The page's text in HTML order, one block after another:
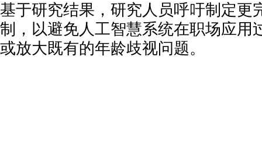
基于研究结果，研究人员呼吁制定更
制，以避免人工智慧系统在职场应用
或放大既有的年龄歧视问题。